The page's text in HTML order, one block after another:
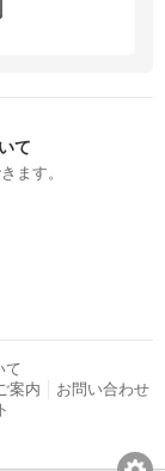
て
ます。
て
案内
お問い合わせ